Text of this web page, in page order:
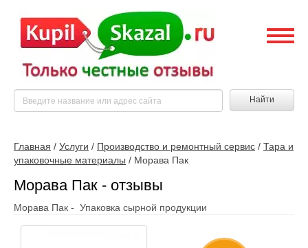
Найти
Главная / Услуги / Производство и ремонтный сервис / Тара и
упаковочные материалы / Морава Пак
Морава Пак - отзывы
Морава Пак - Упаковка сырной продукции